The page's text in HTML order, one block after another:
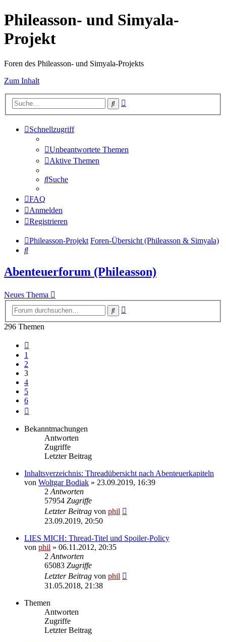
Phileasson- und Simyala-
Projekt
Foren des Phileasson- und Simyala-Projekts
Zum Inhalt
Suche
Schnellzugriff
Unbeantwortete Themen
Aktive Themen
Suche
FAQ
Anmelden
Registrieren
Phileasson-Projekt Foren-Übersicht (Phileasson & Simyala)
Suche
Abenteuerforum (Phileasson)
Neues Thema
Suche
296 Themen
1
2
3
4
5
6
Bekanntmachungen
Antworten
Zugriffe
Letzter Beitrag
Inhaltsverzeichnis: Threadübersicht nach Abenteuerkapiteln
von Woltgar Bodiak » 23.09.2019, 16:39
2 Antworten
57954 Zugriffe
Letzter Beitrag von phil
23.09.2019, 20:50
LIES MICH: Thread-Titel und Spoiler-Policy
von phil » 06.11.2012, 20:35
2 Antworten
65083 Zugriffe
Letzter Beitrag von phil
31.05.2018, 21:38
Themen
Antworten
Zugriffe
Letzter Beitrag